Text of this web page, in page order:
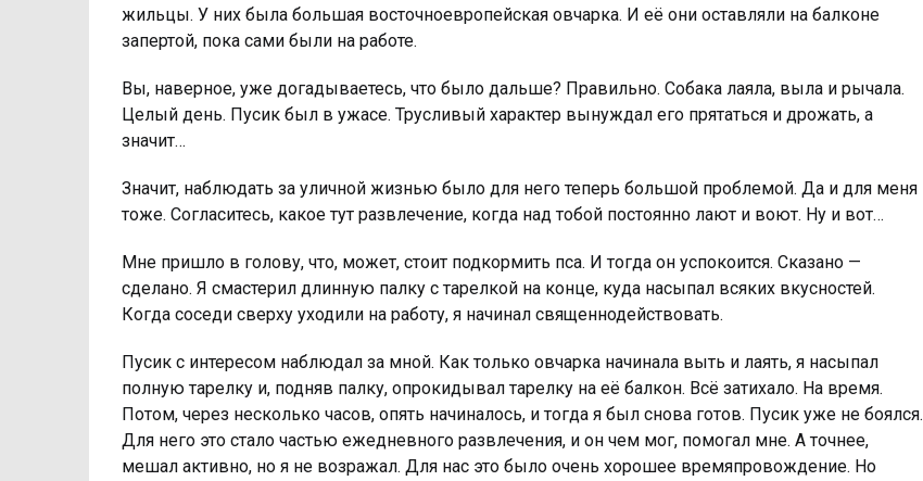
жильцы. У них была большая восточноевропейская овчарка. И её они оставляли на балконе
запертой, пока сами были на работе.
Вы, наверное, уже догадываетесь, что было дальше? Правильно. Собака лаяла, выла и рычала.
Целый день. Пусик был в ужасе. Трусливый характер вынуждал его прятаться и дрожать, а
значит…
Значит, наблюдать за уличной жизнью было для него теперь большой проблемой. Да и для меня
тоже. Согласитесь, какое тут развлечение, когда над тобой постоянно лают и воют. Ну и вот…
Мне пришло в голову, что, может, стоит подкормить пса. И тогда он успокоится. Сказано —
сделано. Я смастерил длинную палку с тарелкой на конце, куда насыпал всяких вкусностей.
Когда соседи сверху уходили на работу, я начинал священнодействовать.
Пусик с интересом наблюдал за мной. Как только овчарка начинала выть и лаять, я насыпал
полную тарелку и, подняв палку, опрокидывал тарелку на её балкон. Всё затихало. На время.
Потом, через несколько часов, опять начиналось, и тогда я был снова готов. Пусик уже не боялся.
Для него это стало частью ежедневного развлечения, и он чем мог, помогал мне. А точнее,
мешал активно, но я не возражал. Для нас это было очень хорошее времяпровождение. Но